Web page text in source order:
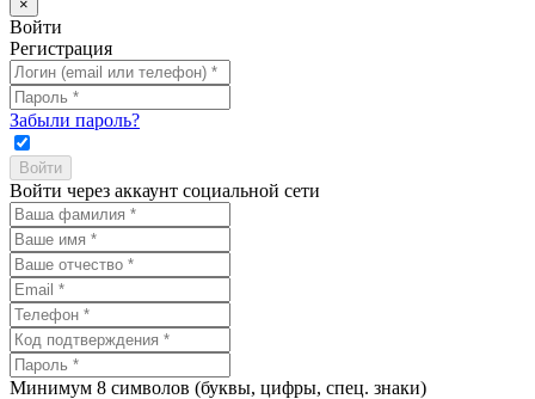
×
Войти
Регистрация
Забыли пароль?
Войти через аккаунт социальной сети
Минимум 8 символов (буквы, цифры, спец. знаки)